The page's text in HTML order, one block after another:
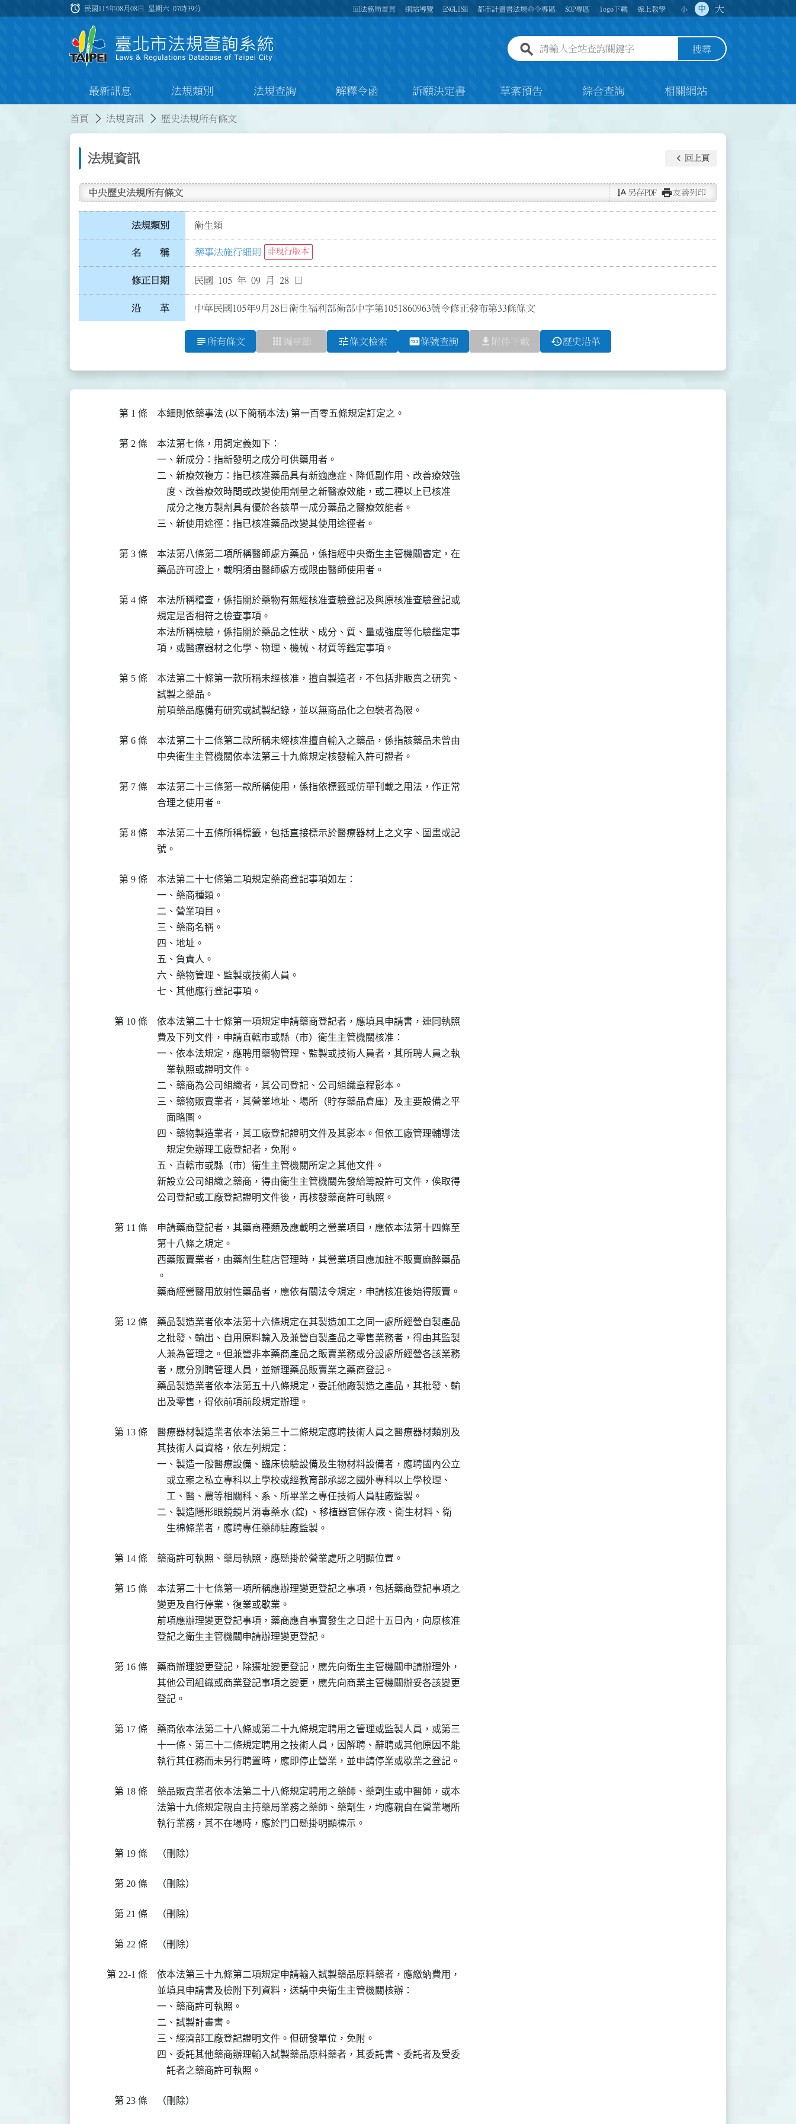
:::
alarm 民國115年08月08日 星期六07時39分 回法務局首頁 網站導覽 ENGLISH 都市計畫書法規命令專區 SOP專區 logo下載 線上教學 小 中 大
全站查詢關鍵字欄位 搜尋
最新訊息 法規類別 法規查詢 解釋令函 訴願決定書 草案預告 綜合查詢 相關網站
首頁 法規資訊 歷史法規所有條文
法規資訊 keyboard_arrow_left 回上頁
中央歷史法規所有條文 text_rotate_vertical 另存PDF print友善列印
法規類別 衛生類
名 稱 藥事法施行細則 非現行版本
修正日期 民國 105 年 09 月 28 日
沿 革 中華民國105年9月28日衛生福利部衛部中字第1051860963號令修正發布第33條條文
subject 所有條文 apps 編章節 tune條文檢索 pin條號查詢 file_download 附件下載 history歷史沿革
第 1 條 本細則依藥事法 (以下簡稱本法) 第一百零五條規定訂定之。
第 2 條
本法第七條，用詞定義如下：
一、新成分：指新發明之成分可供藥用者。
二、新療效複方：指已核准藥品具有新適應症、降低副作用、改善療效強
    度、改善療效時間或改變使用劑量之新醫療效能，或二種以上已核准
    成分之複方製劑具有優於各該單一成分藥品之醫療效能者。
三、新使用途徑：指已核准藥品改變其使用途徑者。
第 3 條
本法第八條第二項所稱醫師處方藥品，係指經中央衛生主管機關審定，在
藥品許可證上，載明須由醫師處方或限由醫師使用者。
第 4 條
本法所稱稽查，係指關於藥物有無經核准查驗登記及與原核准查驗登記或
規定是否相符之檢查事項。
本法所稱檢驗，係指關於藥品之性狀、成分、質、量或強度等化驗鑑定事
項，或醫療器材之化學、物理、機械、材質等鑑定事項。
第 5 條
本法第二十條第一款所稱未經核准，擅自製造者，不包括非販賣之研究、
試製之藥品。
前項藥品應備有研究或試製紀錄，並以無商品化之包裝者為限。
第 6 條
本法第二十二條第二款所稱未經核准擅自輸入之藥品，係指該藥品未曾由
中央衛生主管機關依本法第三十九條規定核發輸入許可證者。
第 7 條
本法第二十三條第一款所稱使用，係指依標籤或仿單刊載之用法，作正常
合理之使用者。
第 8 條
本法第二十五條所稱標籤，包括直接標示於醫療器材上之文字、圖畫或記
號。
第 9 條
本法第二十七條第二項規定藥商登記事項如左：
一、藥商種類。
二、營業項目。
三、藥商名稱。
四、地址。
五、負責人。
六、藥物管理、監製或技術人員。
七、其他應行登記事項。
第 10 條
依本法第二十七條第一項規定申請藥商登記者，應填具申請書，連同執照
費及下列文件，申請直轄市或縣（市）衛生主管機關核准：
一、依本法規定，應聘用藥物管理、監製或技術人員者，其所聘人員之執
    業執照或證明文件。
二、藥商為公司組織者，其公司登記、公司組織章程影本。
三、藥物販賣業者，其營業地址、場所（貯存藥品倉庫）及主要設備之平
    面略圖。
四、藥物製造業者，其工廠登記證明文件及其影本。但依工廠管理輔導法
    規定免辦理工廠登記者，免附。
五、直轄市或縣（市）衛生主管機關所定之其他文件。
新設立公司組織之藥商，得由衛生主管機關先發給籌設許可文件，俟取得
公司登記或工廠登記證明文件後，再核發藥商許可執照。
第 11 條
申請藥商登記者，其藥商種類及應載明之營業項目，應依本法第十四條至
第十八條之規定。
西藥販賣業者，由藥劑生駐店管理時，其營業項目應加註不販賣麻醉藥品
。
藥商經營醫用放射性藥品者，應依有關法令規定，申請核准後始得販賣。
第 12 條
藥品製造業者依本法第十六條規定在其製造加工之同一處所經營自製產品
之批發、輸出、自用原料輸入及兼營自製產品之零售業務者，得由其監製
人兼為管理之。但兼營非本藥商產品之販賣業務或分設處所經營各該業務
者，應分別聘管理人員，並辦理藥品販賣業之藥商登記。
藥品製造業者依本法第五十八條規定，委託他廠製造之產品，其批發、輸
出及零售，得依前項前段規定辦理。
第 13 條
醫療器材製造業者依本法第三十二條規定應聘技術人員之醫療器材類別及
其技術人員資格，依左列規定：
一、製造一般醫療設備、臨床檢驗設備及生物材料設備者，應聘國內公立
    或立案之私立專科以上學校或經教育部承認之國外專科以上學校理、
    工、醫、農等相關科、系、所畢業之專任技術人員駐廠監製。
二、製造隱形眼鏡鏡片消毒藥水 (錠) 、移植器官保存液、衛生材料、衛
    生棉條業者，應聘專任藥師駐廠監製。
第 14 條 藥商許可執照、藥局執照，應懸掛於營業處所之明顯位置。
第 15 條
本法第二十七條第一項所稱應辦理變更登記之事項，包括藥商登記事項之
變更及自行停業、復業或歇業。
前項應辦理變更登記事項，藥商應自事實發生之日起十五日內，向原核准
登記之衛生主管機關申請辦理變更登記。
第 16 條
藥商辦理變更登記，除遷址變更登記，應先向衛生主管機關申請辦理外，
其他公司組織或商業登記事項之變更，應先向商業主管機關辦妥各該變更
登記。
第 17 條
藥商依本法第二十八條或第二十九條規定聘用之管理或監製人員，或第三
十一條、第三十二條規定聘用之技術人員，因解聘、辭聘或其他原因不能
執行其任務而未另行聘置時，應即停止營業，並申請停業或歇業之登記。
第 18 條
藥品販賣業者依本法第二十八條規定聘用之藥師、藥劑生或中醫師，或本
法第十九條規定親自主持藥局業務之藥師、藥劑生，均應親自在營業場所
執行業務，其不在場時，應於門口懸掛明顯標示。
第 19 條 （刪除）
第 20 條 （刪除）
第 21 條 （刪除）
第 22 條 （刪除）
第 22-1 條
依本法第三十九條第二項規定申請輸入試製藥品原料藥者，應繳納費用，
並填具申請書及檢附下列資料，送請中央衛生主管機關核辦：
一、藥商許可執照。
二、試製計畫書。
三、經濟部工廠登記證明文件。但研發單位，免附。
四、委託其他藥商辦理輸入試製藥品原料藥者，其委託書、委託者及受委
    託者之藥商許可執照。
第 23 條 （刪除）